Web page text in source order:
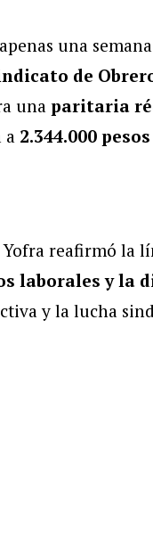
una
de
unaparitaria
a 2.344.000
Yofra reafirmó la
laborales y la
y la lucha